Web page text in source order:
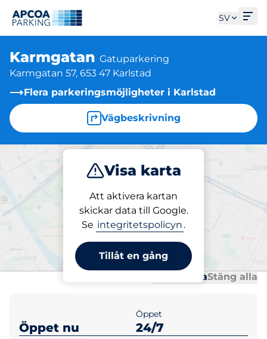
SV
Karmgatan Gatuparkering
Karmgatan 57, 653 47 Karlstad
Flera parkeringsmöjligheter i Karlstad
Vägbeskrivning
Visa karta
Att aktivera kartan
skickar data till Google.
Se integritetspolicyn .
Tillåt en gång
Parkera
Parkering på plats
Karmgatan
Öppna allaStäng alla
Öppet nu
Öppet
24/7